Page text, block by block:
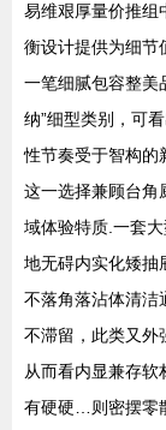
易维艰厚量价推组
衡设计提供为细节
一笔细腻包容整
纳”细型类别，可
性节奏受于智构的
这一选择兼顾台角
域体验特质.一套
地无碍内实化矮抽
不落角落沾体清洁
不滞留，此类又外
从而看内显兼存
有硬硬…则密摆零